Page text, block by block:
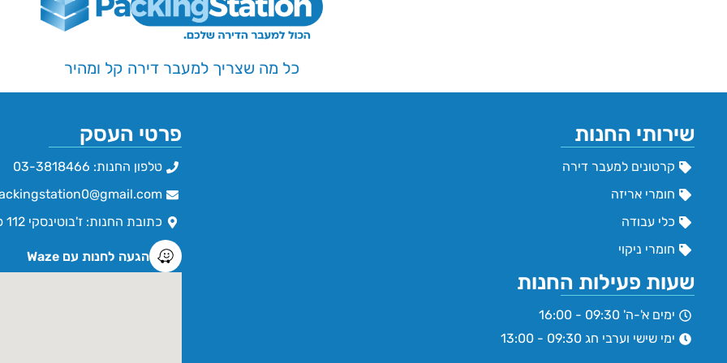
כל מה שצריך למעבר דירה קל ומהיר
שירותי החנות
קרטונים למעבר דירה
חומרי אריזה
כלי עבודה
חומרי ניקוי
פרטי העסק
טלפון החנות: 03-3818466
כתובת החנות: ז'בוטינסקי 112 פתח תקווה
הגעה לחנות עם Waze
שעות פעילות החנות
ימים א'-ה' 09:30 - 16:00
ימי שישי וערבי חג 09:30 - 13:00